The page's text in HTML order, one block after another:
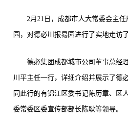
2月21日，成都市人大常委会主
园，对德必川报易园进行了实地走访
德必集团 成都城市公司董事总经
川平主任一行，详细介绍并展示了德
同此行的有锦江区委书记陈历章、区
委常委区委宣传部部长陈耿等领导。